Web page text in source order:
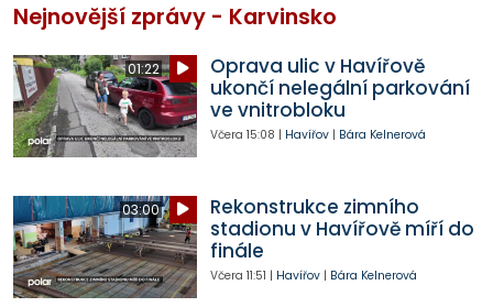
Nejnovější zprávy - Karvinsko
01:22
Oprava ulic v Havířově
ukončí nelegální parkování
ve vnitrobloku
Včera 15:08 | Havířov| Bára Kelnerová
03:00
Rekonstrukce zimního
stadionu v Havířově míří do
finále
Včera 11:51 | Havířov| Bára Kelnerová